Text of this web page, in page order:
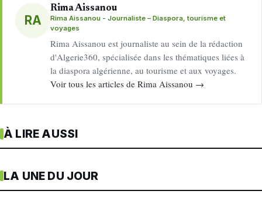
RA
Rima Aissanou
Rima Aissanou - Journaliste – Diaspora, tourisme et
voyages
Rima Aissanou est journaliste au sein de la rédaction
d'Algerie360, spécialisée dans les thématiques liées à
la diaspora algérienne, au tourisme et aux voyages.
Voir tous les articles de Rima Aissanou →
À LIRE AUSSI
LA UNE DU JOUR